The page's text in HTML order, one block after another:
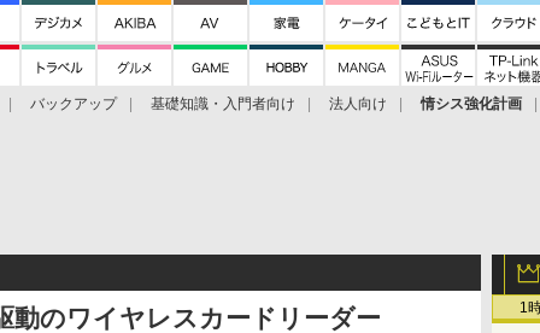
バックアップ 基礎知識・入門者向け 法人向け 情シス強化計画
1
のワイヤレスカードリーダー